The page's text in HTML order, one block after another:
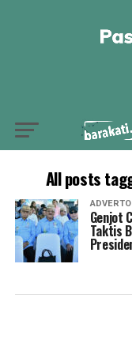
All posts
Genjot
Taktis